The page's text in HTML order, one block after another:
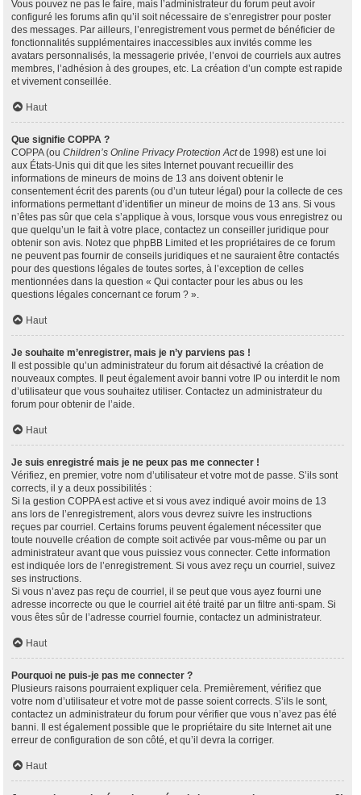
Vous pouvez ne pas le faire, mais l’administrateur du forum peut avoir
configuré les forums afin qu’il soit nécessaire de s’enregistrer pour poster
des messages. Par ailleurs, l’enregistrement vous permet de bénéficier de
fonctionnalités supplémentaires inaccessibles aux invités comme les
avatars personnalisés, la messagerie privée, l’envoi de courriels aux autres
membres, l’adhésion à des groupes, etc. La création d’un compte est rapide
et vivement conseillée.
Haut
Que signifie COPPA ?
COPPA (ou Children’s Online Privacy Protection Actde 1998) est une loi
aux États-Unis qui dit que les sites Internet pouvant recueillir des
informations de mineurs de moins de 13 ans doivent obtenir le
consentement écrit des parents (ou d’un tuteur légal) pour la collecte de ces
informations permettant d’identifier un mineur de moins de 13 ans. Si vous
n’êtes pas sûr que cela s’applique à vous, lorsque vous vous enregistrez ou
que quelqu’un le fait à votre place, contactez un conseiller juridique pour
obtenir son avis. Notez que phpBB Limited et les propriétaires de ce forum
ne peuvent pas fournir de conseils juridiques et ne sauraient être contactés
pour des questions légales de toutes sortes, à l’exception de celles
mentionnées dans la question « Qui contacter pour les abus ou les
questions légales concernant ce forum ? ».
Haut
Je souhaite m’enregistrer, mais je n’y parviens pas !
Il est possible qu’un administrateur du forum ait désactivé la création de
nouveaux comptes. Il peut également avoir banni votre IP ou interdit le nom
d’utilisateur que vous souhaitez utiliser. Contactez un administrateur du
forum pour obtenir de l’aide.
Haut
Je suis enregistré mais je ne peux pas me connecter !
Vérifiez, en premier, votre nom d’utilisateur et votre mot de passe. S’ils sont
corrects, il y a deux possibilités :
Si la gestion COPPA est active et si vous avez indiqué avoir moins de 13
ans lors de l’enregistrement, alors vous devrez suivre les instructions
reçues par courriel. Certains forums peuvent également nécessiter que
toute nouvelle création de compte soit activée par vous-même ou par un
administrateur avant que vous puissiez vous connecter. Cette information
est indiquée lors de l’enregistrement. Si vous avez reçu un courriel, suivez
ses instructions.
Si vous n’avez pas reçu de courriel, il se peut que vous ayez fourni une
adresse incorrecte ou que le courriel ait été traité par un filtre anti-spam. Si
vous êtes sûr de l’adresse courriel fournie, contactez un administrateur.
Haut
Pourquoi ne puis-je pas me connecter ?
Plusieurs raisons pourraient expliquer cela. Premièrement, vérifiez que
votre nom d’utilisateur et votre mot de passe soient corrects. S’ils le sont,
contactez un administrateur du forum pour vérifier que vous n’avez pas été
banni. Il est également possible que le propriétaire du site Internet ait une
erreur de configuration de son côté, et qu’il devra la corriger.
Haut